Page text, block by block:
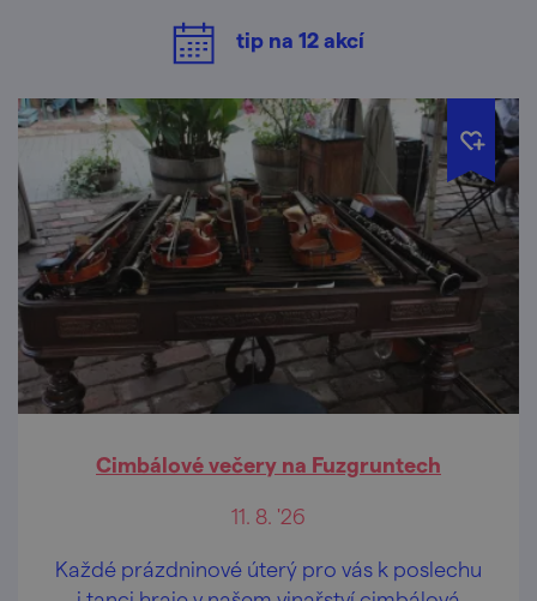
tip na 12akcí
Cimbálové večery na Fuzgruntech
11. 8. '26
Každé prázdninové úterý pro vás k poslechu